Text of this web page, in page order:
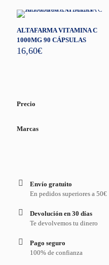
ALTAFARMA VITAMINA C
1000MG 90 CÁPSULAS
16,60€
Precio
Marcas
Envío gratuito
En pedidos superiores a 50€
Devolución en 30 días
Te devolvemos tu dinero
Pago seguro
100% de confianza